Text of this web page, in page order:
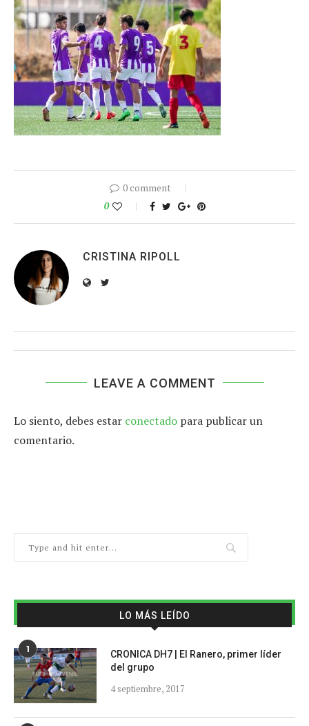
0 comment
0
CRISTINA RIPOLL
LEAVE A COMMENT
Lo siento, debes estar conectado para publicar un
comentario.
LO MÁS LEÍDO
1
CRONICA DH7 | El Ranero, primer líder
del grupo
4 septiembre, 2017